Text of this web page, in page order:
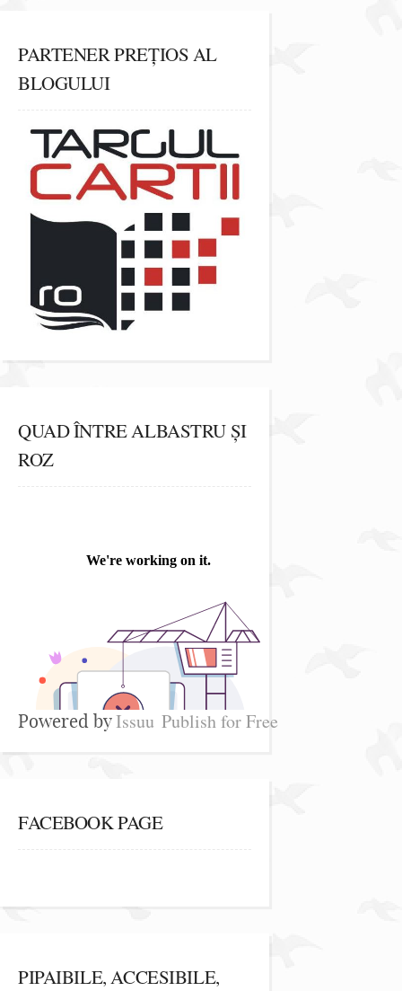
PARTENER PREȚIOS AL
BLOGULUI
QUAD ÎNTRE ALBASTRU ȘI
ROZ
Powered byIssuu Publish for Free
FACEBOOK PAGE
PIPAIBILE, ACCESIBILE,